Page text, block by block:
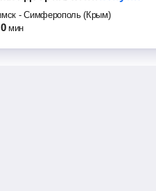
-Симферополь (Крым)
0 мин